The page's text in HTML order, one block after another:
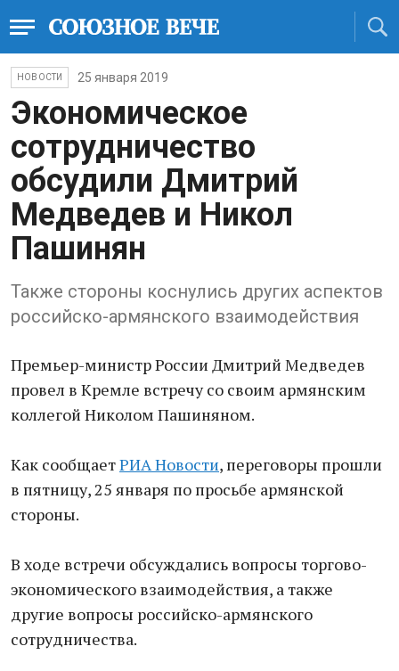
НОВОСТИ 25 января 2019
Экономическое
сотрудничество
обсудили Дмитрий
Медведев и Никол
Пашинян
Также стороны коснулись других аспектов
российско-армянского взаимодействия
Премьер-министр России Дмитрий Медведев
провел в Кремле встречу со своим армянским
коллегой Николом Пашиняном.
Как сообщаетРИА Новости, переговоры прошли
в пятницу, 25 января по просьбе армянской
стороны.
В ходе встречи обсуждались вопросы торгово-
экономического взаимодействия, а также
другие вопросы российско-армянского
сотрудничества.